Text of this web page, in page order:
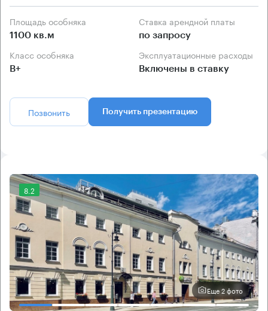
Площадь особняка
1100 кв.м
Ставка арендной платы
по запросу
Класс особняка
B+
Эксплуатационные расходы
Включены в ставку
Позвонить Получить презентацию
8.2
Еще 2 фото